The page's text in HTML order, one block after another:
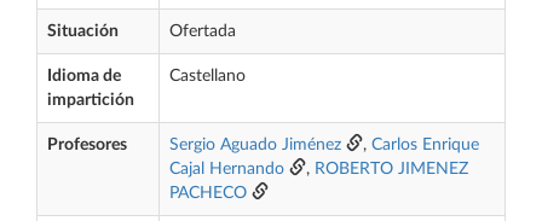
Situación Ofertada
Idioma de
impartición
Castellano
Profesores Sergio Aguado Jiménez , Carlos Enrique
Cajal Hernando
, ROBERTO JIMENEZ
PACHECO